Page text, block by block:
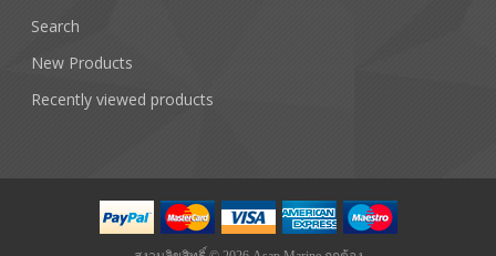
Search
New Products
Recently viewed products